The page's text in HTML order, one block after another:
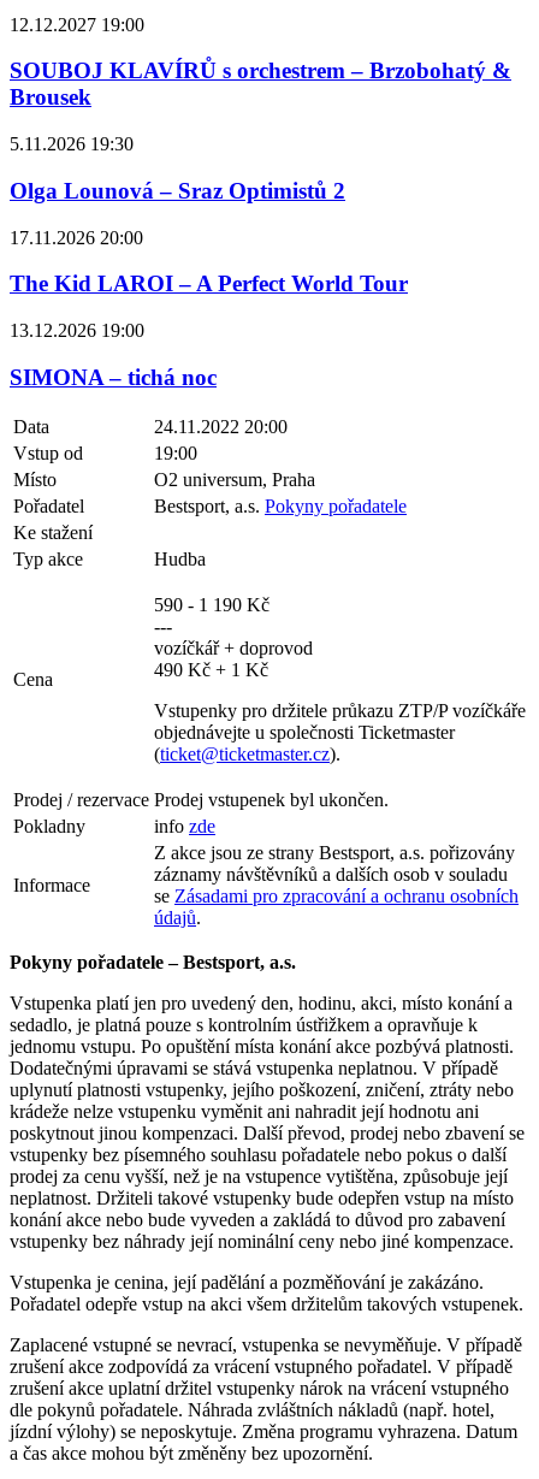
12.12.2027 19:00
SOUBOJ KLAVÍRŮ s orchestrem – Brzobohatý &
Brousek
5.11.2026 19:30
Olga Lounová – Sraz Optimistů 2
17.11.2026 20:00
The Kid LAROI – A Perfect World Tour
13.12.2026 19:00
SIMONA – tichá noc
Data
24.11.2022 20:00
Vstup od
19:00
Místo
O2 universum, Praha
Pořadatel
Bestsport, a.s. Pokyny pořadatele
Ke stažení
Typ akce
Hudba
Cena
590 - 1 190 Kč
---
vozíčkář + doprovod
490 Kč + 1 Kč
Vstupenky pro držitele průkazu ZTP/P vozíčkáře
objednávejte u společnosti Ticketmaster
(ticket@ticketmaster.cz).
Prodej / rezervace Prodej vstupenek byl ukončen.
Pokladny
info zde
Informace
Z akce jsou ze strany Bestsport, a.s. pořizovány
záznamy návštěvníků a dalších osob v souladu
se Zásadami pro zpracování a ochranu osobních
údajů.
Pokyny pořadatele – Bestsport, a.s.
Vstupenka platí jen pro uvedený den, hodinu, akci, místo konání a
sedadlo, je platná pouze s kontrolním ústřižkem a opravňuje k
jednomu vstupu. Po opuštění místa konání akce pozbývá platnosti.
Dodatečnými úpravami se stává vstupenka neplatnou. V případě
uplynutí platnosti vstupenky, jejího poškození, zničení, ztráty nebo
krádeže nelze vstupenku vyměnit ani nahradit její hodnotu ani
poskytnout jinou kompenzaci. Další převod, prodej nebo zbavení se
vstupenky bez písemného souhlasu pořadatele nebo pokus o další
prodej za cenu vyšší, než je na vstupence vytištěna, způsobuje její
neplatnost. Držiteli takové vstupenky bude odepřen vstup na místo
konání akce nebo bude vyveden a zakládá to důvod pro zabavení
vstupenky bez náhrady její nominální ceny nebo jiné kompenzace.
Vstupenka je cenina, její padělání a pozměňování je zakázáno.
Pořadatel odepře vstup na akci všem držitelům takových vstupenek.
Zaplacené vstupné se nevrací, vstupenka se nevyměňuje. V případě
zrušení akce zodpovídá za vrácení vstupného pořadatel. V případě
zrušení akce uplatní držitel vstupenky nárok na vrácení vstupného
dle pokynů pořadatele. Náhrada zvláštních nákladů (např. hotel,
jízdní výlohy) se neposkytuje. Změna programu vyhrazena. Datum
a čas akce mohou být změněny bez upozornění.